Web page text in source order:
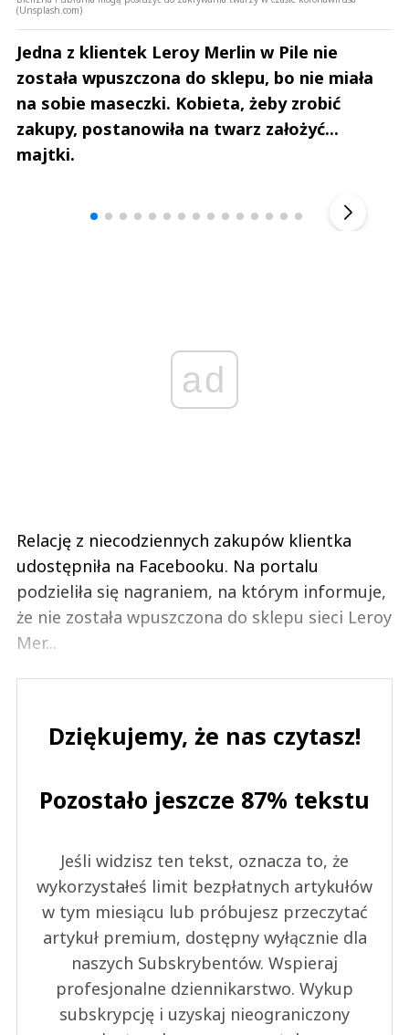
(Unsplash.com)
Jedna z klientek Leroy Merlin w Pile nie
została wpuszczona do sklepu, bo nie miała
na sobie maseczki. Kobieta, żeby zrobić
zakupy, postanowiła na twarz założyć...
majtki.
ad
Relację z niecodziennych zakupów klientka
udostępniła na Facebooku. Na portalu
podzieliła się nagraniem, na którym informuje,
że nie została wpuszczona do sklepu sieci Leroy
Mer...
Dziękujemy, że nas czytasz!
Pozostało jeszcze 87% tekstu
Jeśli widzisz ten tekst, oznacza to, że
wykorzystałeś limit bezpłatnych artykułów
w tym miesiącu lub próbujesz przeczytać
artykuł premium, dostępny wyłącznie dla
naszych Subskrybentów. Wspieraj
profesjonalne dziennikarstwo. Wykup
subskrypcję i uzyskaj nieograniczony